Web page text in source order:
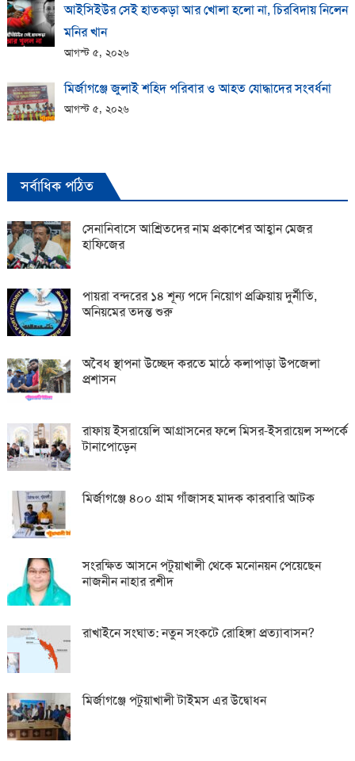
আইসিইউর সেই হাতকড়া আর খোলা হলো না, চিরবিদায় নিলেন
মনির খান
আগস্ট ৫, ২০২৬
মির্জাগঞ্জে জুলাই শহিদ পরিবার ও আহত যোদ্ধাদের সংবর্ধনা
আগস্ট ৫, ২০২৬
সর্বাধিক পঠিত
সেনানিবাসে আশ্রিতদের নাম প্রকাশের আহ্বান মেজর
হাফিজের
পায়রা বন্দরের ১৪ শূন্য পদে নিয়োগ প্রক্রিয়ায় দুর্নীতি,
অনিয়মের তদন্ত শুরু
অবৈধ স্থাপনা উচ্ছেদ করতে মাঠে কলাপাড়া উপজেলা
প্রশাসন
রাফায় ইসরায়েলি আগ্রাসনের ফলে মিসর-ইসরায়েল সম্পর্কে
টানাপোড়েন
মির্জাগঞ্জে ৪০০ গ্রাম গাঁজাসহ মাদক কারবারি আটক
সংরক্ষিত আসনে পটুয়াখালী থেকে মনোনয়ন পেয়েছেন
নাজনীন নাহার রশীদ
রাখাইনে সংঘাত: নতুন সংকটে রোহিঙ্গা প্রত্যাবাসন?
মির্জাগঞ্জে পটুয়াখালী টাইমস এর উদ্বোধন